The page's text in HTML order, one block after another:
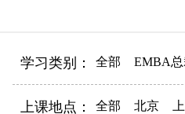
学习类别： 全部 EMBA总
上课地点： 全部 北京